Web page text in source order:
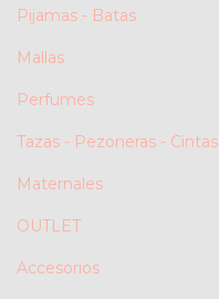
Pijamas - Batas
Mallas
Perfumes
Tazas - Pezoneras - Cintas
Maternales
OUTLET
Accesorios